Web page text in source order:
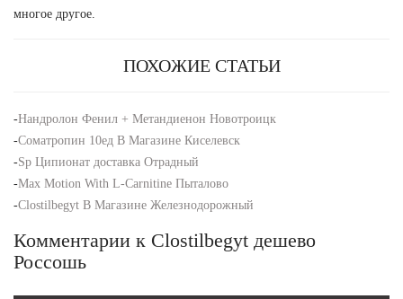
многое другое.
ПОХОЖИЕ СТАТЬИ
-Нандролон Фенил + Метандиенон Новотроицк
-Cоматропин 10ед В Магазине Киселевск
-Sp Ципионат доставка Отрадный
-Max Motion With L-Carnitine Пыталово
-Clostilbegyt В Магазине Железнодорожный
Комментарии к Clostilbegyt дешево
Россошь